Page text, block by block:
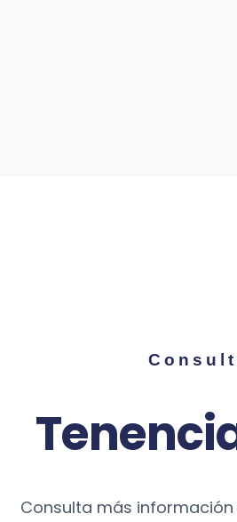
Consulta más información